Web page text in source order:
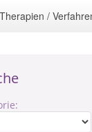
Therapien /